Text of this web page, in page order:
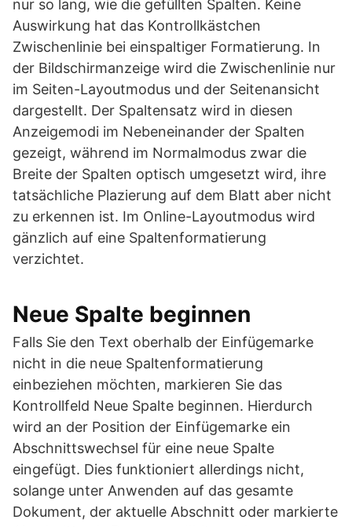
nur so lang, wie die gefüllten Spalten. Keine
Auswirkung hat das Kontrollkästchen
Zwischenlinie bei einspaltiger Formatierung. In
der Bildschirmanzeige wird die Zwischenlinie nur
im Seiten-Layoutmodus und der Seitenansicht
dargestellt. Der Spaltensatz wird in diesen
Anzeigemodi im Nebeneinander der Spalten
gezeigt, während im Normalmodus zwar die
Breite der Spalten optisch umgesetzt wird, ihre
tatsächliche Plazierung auf dem Blatt aber nicht
zu erkennen ist. Im Online-Layoutmodus wird
gänzlich auf eine Spaltenformatierung
verzichtet.
Neue Spalte beginnen
Falls Sie den Text oberhalb der Einfügemarke
nicht in die neue Spaltenformatierung
einbeziehen möchten, markieren Sie das
Kontrollfeld Neue Spalte beginnen. Hierdurch
wird an der Position der Einfügemarke ein
Abschnittswechsel für eine neue Spalte
eingefügt. Dies funktioniert allerdings nicht,
solange unter Anwenden auf das gesamte
Dokument, der aktuelle Abschnitt oder markierte